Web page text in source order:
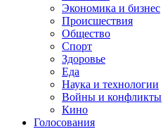
Экономика и бизнес
Происшествия
Общество
Спорт
Здоровье
Еда
Наука и технологии
Войны и конфликты
Кино
Голосования